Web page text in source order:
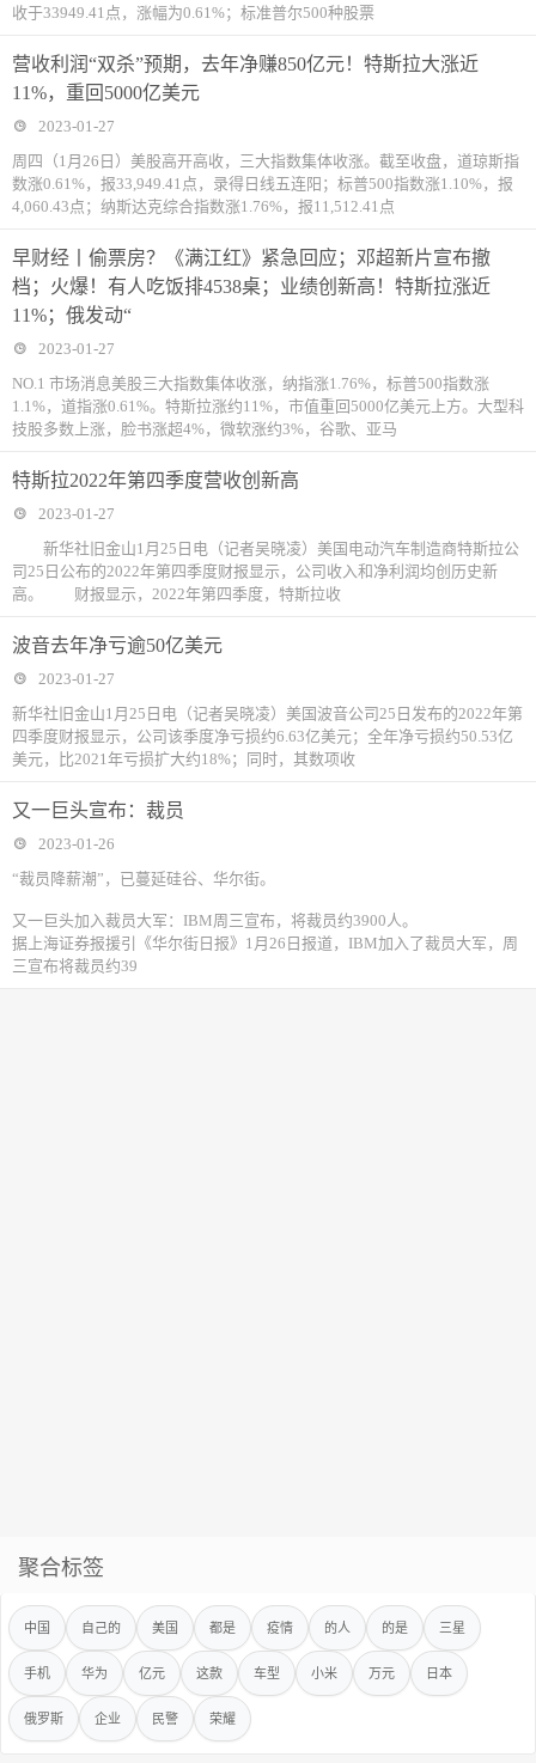
收于33949.41点，涨幅为0.61%；标准普尔500种股票
营收利润“双杀”预期，去年净赚850亿元！特斯拉大涨近
11%，重回5000亿美元
2023-01-27
周四（1月26日）美股高开高收，三大指数集体收涨。截至收盘，道琼斯指
数涨0.61%，报33,949.41点，录得日线五连阳；标普500指数涨1.10%，报
4,060.43点；纳斯达克综合指数涨1.76%，报11,512.41点
早财经丨偷票房？《满江红》紧急回应；邓超新片宣布撤
档；火爆！有人吃饭排4538桌；业绩创新高！特斯拉涨近
11%；俄发动“
2023-01-27
NO.1 市场消息美股三大指数集体收涨，纳指涨1.76%，标普500指数涨
1.1%，道指涨0.61%。特斯拉涨约11%，市值重回5000亿美元上方。大型科
技股多数上涨，脸书涨超4%，微软涨约3%，谷歌、亚马
特斯拉2022年第四季度营收创新高
2023-01-27
新华社旧金山1月25日电（记者吴晓凌）美国电动汽车制造商特斯拉公
司25日公布的2022年第四季度财报显示，公司收入和净利润均创历史新
高。 财报显示，2022年第四季度，特斯拉收
波音去年净亏逾50亿美元
2023-01-27
新华社旧金山1月25日电（记者吴晓凌）美国波音公司25日发布的2022年第
四季度财报显示，公司该季度净亏损约6.63亿美元；全年净亏损约50.53亿
美元，比2021年亏损扩大约18%；同时，其数项收
又一巨头宣布：裁员
2023-01-26
“裁员降薪潮”，已蔓延硅谷、华尔街。
又一巨头加入裁员大军：IBM周三宣布，将裁员约3900人。
据上海证券报援引《华尔街日报》1月26日报道，IBM加入了裁员大军，周
三宣布将裁员约39
聚合标签
中国 自己的 美国 都是 疫情 的人 的是 三星
手机 华为 亿元 这款 车型 小米 万元 日本
俄罗斯 企业 民警 荣耀